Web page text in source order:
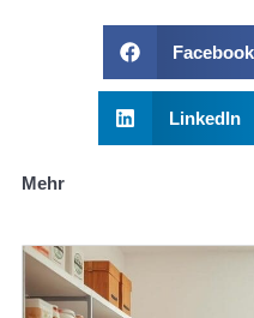
Facebook
LinkedIn
Mehr